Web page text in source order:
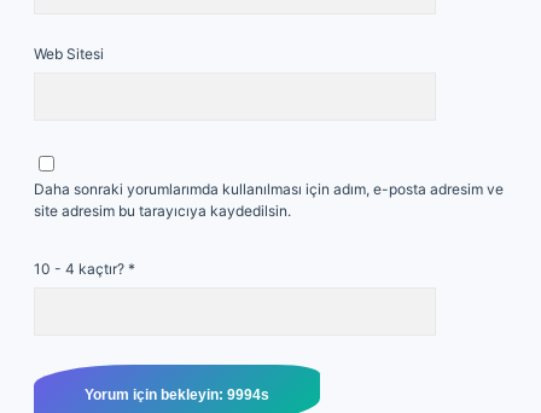
Web Sitesi
Daha sonraki yorumlarımda kullanılması için adım, e-posta adresim ve
site adresim bu tarayıcıya kaydedilsin.
10 - 4 kaçtır? *